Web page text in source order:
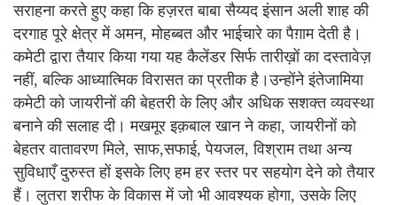
सराहना करते हुए कहा कि हज़रत बाबा सैय्यद इंसान अली शाह की
दरगाह पूरे क्षेत्र में अमन, मोहब्बत और भाईचारे का पैग़ाम देती है।
कमेटी द्वारा तैयार किया गया यह कैलेंडर सिर्फ तारीख़ों का दस्तावेज़
नहीं, बल्कि आध्यात्मिक विरासत का प्रतीक है।उन्होंने इंतेजामिया
कमेटी को जायरीनों की बेहतरी के लिए और अधिक सशक्त व्यवस्था
बनाने की सलाह दी। मखमूर इक़बाल खान ने कहा, जायरीनों को
बेहतर वातावरण मिले, साफ,सफाई, पेयजल, विश्राम तथा अन्य
सुविधाएँ दुरुस्त हों इसके लिए हम हर स्तर पर सहयोग देने को तैयार
हैं। लुतरा शरीफ के विकास में जो भी आवश्यक होगा, उसके लिए